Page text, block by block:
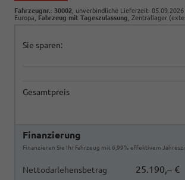
Fahrzeugnr.: 30002 , unverbindliche Lieferzeit: 05.09.2026
Europa, Fahrzeug mit Tageszulassung , Zentrallager
Sie sparen:
Gesamtpreis
Finanzierung
Finanzieren Sie Ihr Fahrzeug mit 6,99% effektivem
Nettodarlehensbetrag 25.190,– €